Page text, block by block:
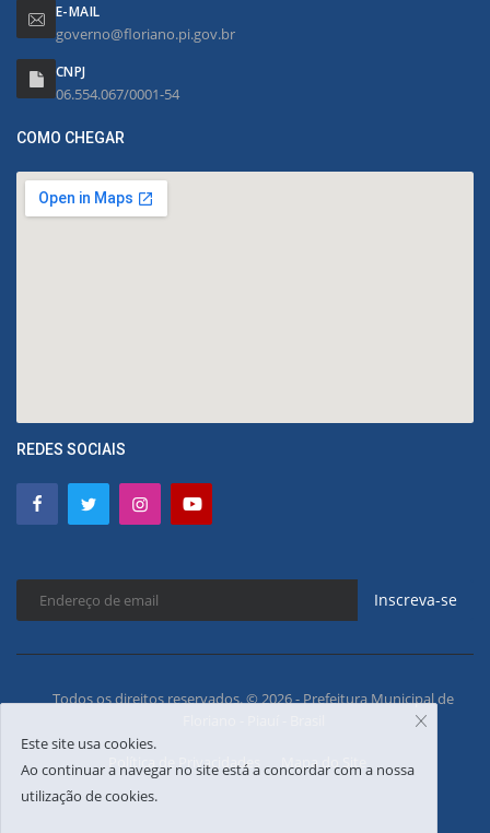
E-MAIL
governo@floriano.pi.gov.br
CNPJ
06.554.067/0001-54
COMO CHEGAR
REDES SOCIAIS
Inscreva-se
Todos os direitos reservados. © 2026 - Prefeitura Municipal de
Política de Privacidades Mapa do Site
Este site usa cookies.
Ao continuar a navegar no site está a concordar com a nossa
utilização de cookies.